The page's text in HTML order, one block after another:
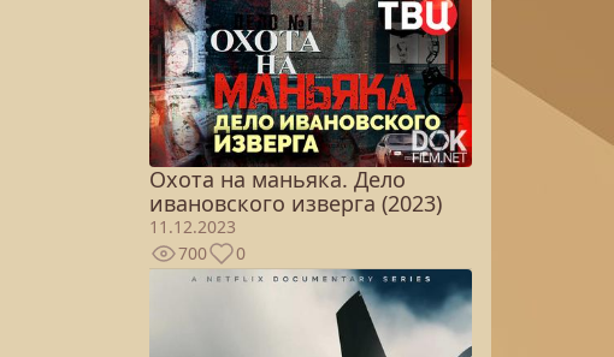
Охота на маньяка. Дело
ивановского изверга (2023)
11.12.2023
700
0